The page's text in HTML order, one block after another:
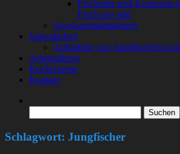
Fischotter und Kormoran
Fisch pro Jahr
Gewässermaßnahmen
Jugendarbeit
Aufnahme von Jungfischern in
Arbeitsdienst
Kochrezepte
Kontakt
nach:
Schlagwort: Jungfischer